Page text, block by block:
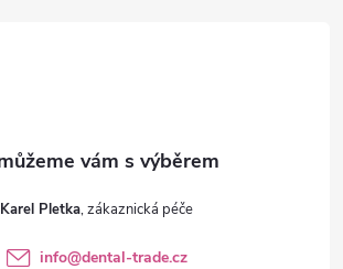
Karel Pletka
info@dental-trade.cz